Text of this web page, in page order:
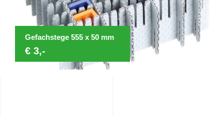
Gefachstege 555 x 50 mm
€ 3,-